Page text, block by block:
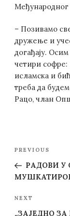
Међународног
– Позивамо
дружење и
догађају.
четири софре:
исламска и
треба да
Рацо, члан
Previous
Post
PREVIOUS
РАДОВИ У
Next
Post
NEXT
„ЗАЈЕДНО